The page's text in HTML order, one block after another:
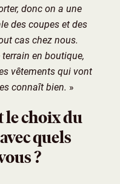
donc on a une
des coupes et des
cas chez nous.
terrain en boutique,
vêtements qui vont
connaît bien. »
le choix du
quels
?